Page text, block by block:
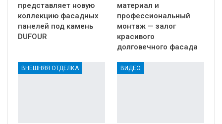
представляет новую
коллекцию фасадных
панелей под камень
DUFOUR
материал и
профессиональный
монтаж — залог
красивого
долговечного фасада
ВНЕШНЯЯ ОТДЕЛКА ВИДЕО